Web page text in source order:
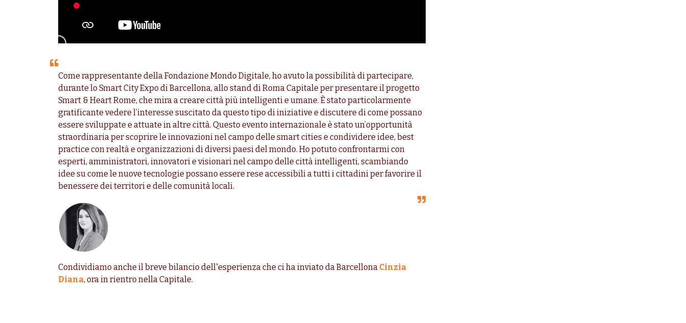
Come rappresentante della Fondazione Mondo Digitale, ho avuto la possibilità di partecipare,
durante lo Smart City Expo di Barcellona, allo stand di Roma Capitale per presentare il progetto
Smart & Heart Rome, che mira a creare città più intelligenti e umane. È stato particolarmente
gratificante vedere l’interesse suscitato da questo tipo di iniziative e discutere di come possano
essere sviluppate e attuate in altre città. Questo evento internazionale è stato un’opportunità
straordinaria per scoprire le innovazioni nel campo delle smart cities e condividere idee, best
practice con realtà e organizzazioni di diversi paesi del mondo. Ho potuto confrontarmi con
esperti, amministratori, innovatori e visionari nel campo delle città intelligenti, scambiando
idee su come le nuove tecnologie possano essere rese accessibili a tutti i cittadini per favorire il
benessere dei territori e delle comunità locali.
Condividiamo anche il breve bilancio dell'esperienza che ci ha inviato da Barcellona Cinzia
Diana, ora in rientro nella Capitale.